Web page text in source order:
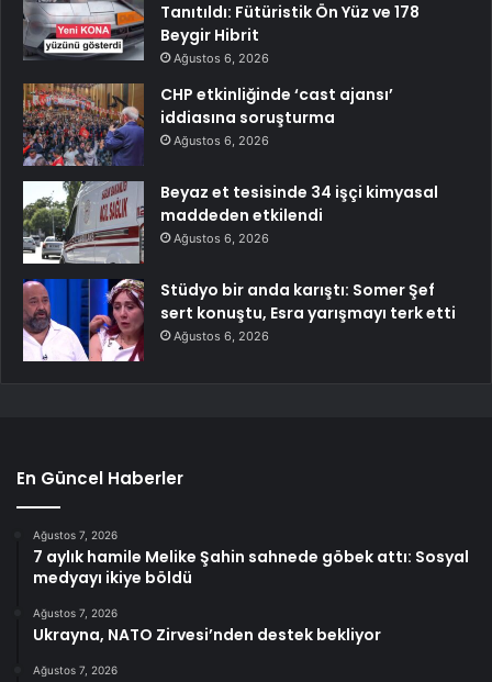
Tanıtıldı: Fütüristik Ön Yüz ve 178
Beygir Hibrit
Ağustos 6, 2026
CHP etkinliğinde ‘cast ajansı’
iddiasına soruşturma
Ağustos 6, 2026
Beyaz et tesisinde 34 işçi kimyasal
maddeden etkilendi
Ağustos 6, 2026
Stüdyo bir anda karıştı: Somer Şef
sert konuştu, Esra yarışmayı terk etti
Ağustos 6, 2026
En Güncel Haberler
Ağustos 7, 2026
7 aylık hamile Melike Şahin sahnede göbek attı: Sosyal
medyayı ikiye böldü
Ağustos 7, 2026
Ukrayna, NATO Zirvesi’nden destek bekliyor
Ağustos 7, 2026